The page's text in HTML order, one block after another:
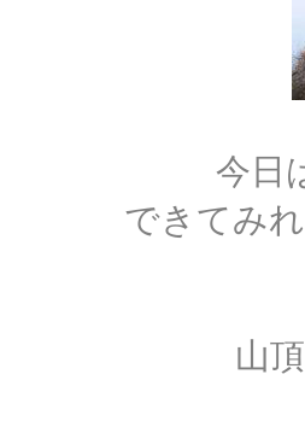
今日
できてみ
山